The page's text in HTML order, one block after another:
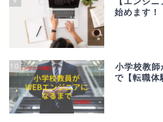
始めます！
10
小学校教
で【転職体